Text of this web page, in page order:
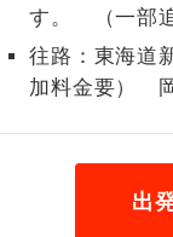
す。 （一部
往路：東海道
加料金要）
出
1名様催行
おひとり様参